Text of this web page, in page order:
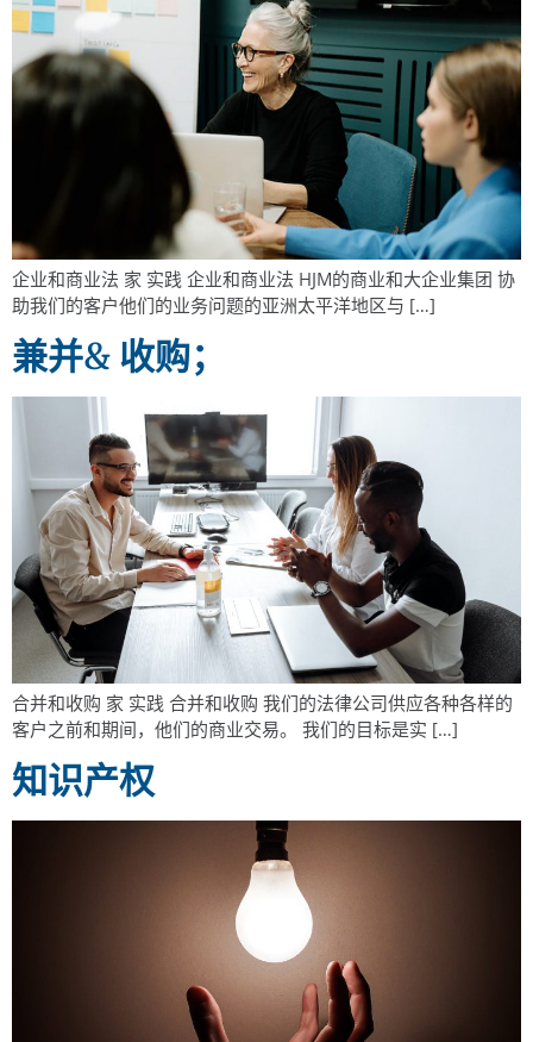
企业和商业法 家 实践 企业和商业法 HJM的商业和大企业集团 协
助我们的客户他们的业务问题的亚洲太平洋地区与 […]
兼并& 收购；
合并和收购 家 实践 合并和收购 我们的法律公司供应各种各样的
客户之前和期间，他们的商业交易。 我们的目标是实 […]
知识产权